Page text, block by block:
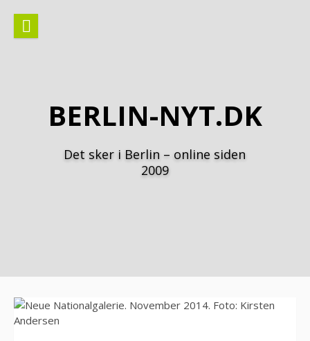
indhold
BERLIN-NYT.DK
Det sker i Berlin – online siden
2009